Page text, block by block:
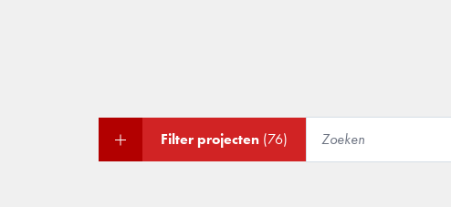
Filter projecten (76)